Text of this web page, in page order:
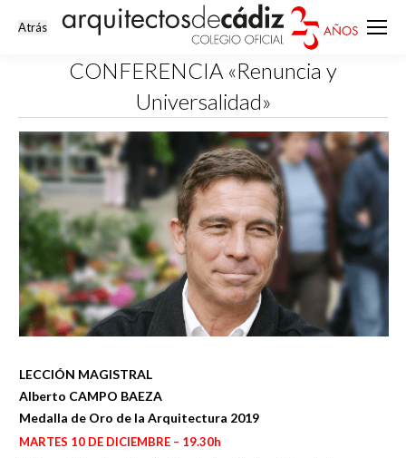
CONFERENCIA «Renuncia y
Universalidad»
LECCIÓN MAGISTRAL
Alberto CAMPO BAEZA
Medalla de Oro de la Arquitectura 2019
MARTES 10 DE DICIEMBRE – 19.30h